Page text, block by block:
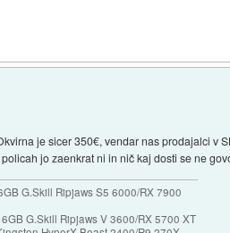
je sicer 350€, vendar nas prodajalci v
jo zaenkrat ni in nič kaj dosti se ne
G.Skill Ripjaws S5 6000/RX 7900
G.Skill Ripjaws V 3600/RX 5700 XT